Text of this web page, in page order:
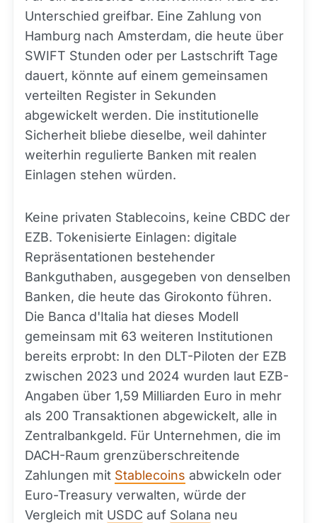
Unterschied greifbar. Eine Zahlung von
Hamburg nach Amsterdam, die heute über
SWIFT Stunden oder per Lastschrift Tage
dauert, könnte auf einem gemeinsamen
verteilten Register in Sekunden
abgewickelt werden. Die institutionelle
Sicherheit bliebe dieselbe, weil dahinter
weiterhin regulierte Banken mit realen
Einlagen stehen würden.
Keine privaten Stablecoins, keine CBDC der
EZB. Tokenisierte Einlagen: digitale
Repräsentationen bestehender
Bankguthaben, ausgegeben von denselben
Banken, die heute das Girokonto führen.
Die Banca d'Italia hat dieses Modell
gemeinsam mit 63 weiteren Institutionen
bereits erprobt: In den DLT-Piloten der EZB
zwischen 2023 und 2024 wurden laut EZB-
Angaben über 1,59 Milliarden Euro in mehr
als 200 Transaktionen abgewickelt, alle in
Zentralbankgeld. Für Unternehmen, die im
DACH-Raum grenzüberschreitende
Zahlungen mit Stablecoins abwickeln oder
Euro-Treasury verwalten, würde der
Vergleich mit USDC auf Solana neu